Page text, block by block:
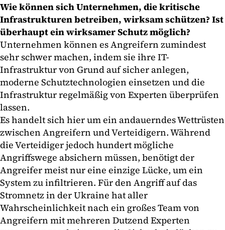
Wie können sich Unternehmen, die kritische
Infrastrukturen betreiben, wirksam schützen? Ist
überhaupt ein wirksamer Schutz möglich?
Unternehmen können es Angreifern zumindest
sehr schwer machen, indem sie ihre IT-
Infrastruktur von Grund auf sicher anlegen,
moderne Schutztechnologien einsetzen und die
Infrastruktur regelmäßig von Experten überprüfen
lassen.
Es handelt sich hier um ein andauerndes Wettrüsten
zwischen Angreifern und Verteidigern. Während
die Verteidiger jedoch hundert mögliche
Angriffswege absichern müssen, benötigt der
Angreifer meist nur eine einzige Lücke, um ein
System zu infiltrieren. Für den Angriff auf das
Stromnetz in der Ukraine hat aller
Wahrscheinlichkeit nach ein großes Team von
Angreifern mit mehreren Dutzend Experten